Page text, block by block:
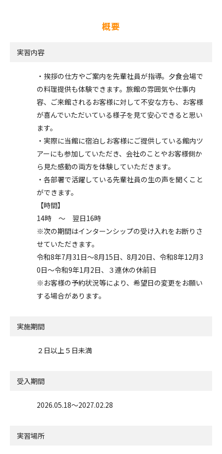
概要
実習内容
・挨拶の仕方やご案内を先輩社員が指導。夕食会場で
の料理提供も体験できます。旅館の雰囲気や仕事内
容、ご来館されるお客様に対して不安な方も、お客様
が喜んでいただいている様子を見て安心できると思い
ます。
・実際に当館に宿泊しお客様にご提供している館内ツ
アーにも参加していただき、会社のことやお客様側か
ら見た感動の両方を体験していただきます。
・各部署で活躍している先輩社員の生の声を聞くこと
ができます。
【時間】
14時 ～ 翌日16時
※次の期間はインターンシップの受け入れをお断りさ
せていただきます。
令和8年7月31日～8月15日、8月20日、令和8年12月3
0日～令和9年1月2日、３連休の休前日
※お客様の予約状況等により、希望日の変更をお願い
する場合があります。
実施期間
２日以上５日未満
受入期間
2026.05.18〜2027.02.28
実習場所